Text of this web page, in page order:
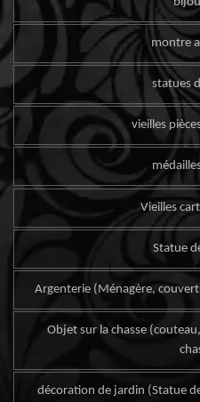
montre
statues
vieilles
Vieilles
Statue
Argenterie (Ménagère,
Objet sur la chasse
décoration de jardin (Statue